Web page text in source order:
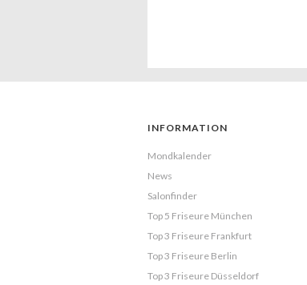
INFORMATION
Mondkalender
News
Salonfinder
Top 5 Friseure München
Top 3 Friseure Frankfurt
Top 3 Friseure Berlin
Top 3 Friseure Düsseldorf